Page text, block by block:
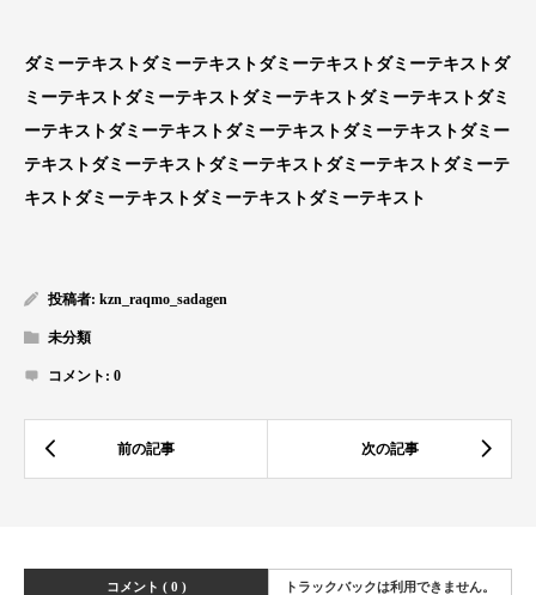
ダミーテキストダミーテキストダミーテキストダミーテキストダ
ミーテキストダミーテキストダミーテキストダミーテキストダミ
ーテキストダミーテキストダミーテキストダミーテキストダミー
テキストダミーテキストダミーテキストダミーテキストダミーテ
キストダミーテキストダミーテキストダミーテキスト
投稿者: kzn_raqmo_sadagen
未分類
コメント: 0
コメント ( 0 ) トラックバックは利用できません。